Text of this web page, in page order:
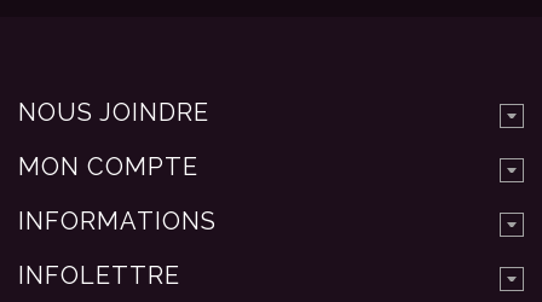
NOUS JOINDRE
MON COMPTE
INFORMATIONS
INFOLETTRE